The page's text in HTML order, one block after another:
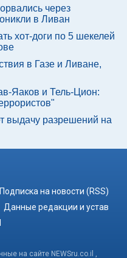
через
в Ливан
хот-доги по 5 шекелей
в Газе и Ливане,
Яаков и Тель-Цион:
выдачу разрешений на
Подписка на новости (RSS)
Данные редакции и устав
на сайте NEWSru.co.il ,